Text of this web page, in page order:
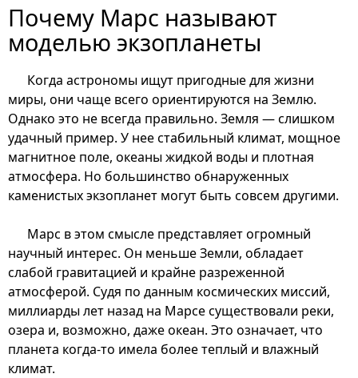
Почему Марс называют
моделью экзопланеты
Когда астрономы ищут пригодные для жизни
миры, они чаще всего ориентируются на Землю.
Однако это не всегда правильно. Земля — слишком
удачный пример. У нее стабильный климат, мощное
магнитное поле, океаны жидкой воды и плотная
атмосфера. Но большинство обнаруженных
каменистых экзопланет могут быть совсем другими.
Марс в этом смысле представляет огромный
научный интерес. Он меньше Земли, обладает
слабой гравитацией и крайне разреженной
атмосферой. Судя по данным космических миссий,
миллиарды лет назад на Марсе существовали реки,
озера и, возможно, даже океан. Это означает, что
планета когда-то имела более теплый и влажный
климат.